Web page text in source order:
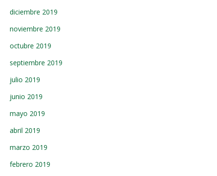
diciembre 2019
noviembre 2019
octubre 2019
septiembre 2019
julio 2019
junio 2019
mayo 2019
abril 2019
marzo 2019
febrero 2019